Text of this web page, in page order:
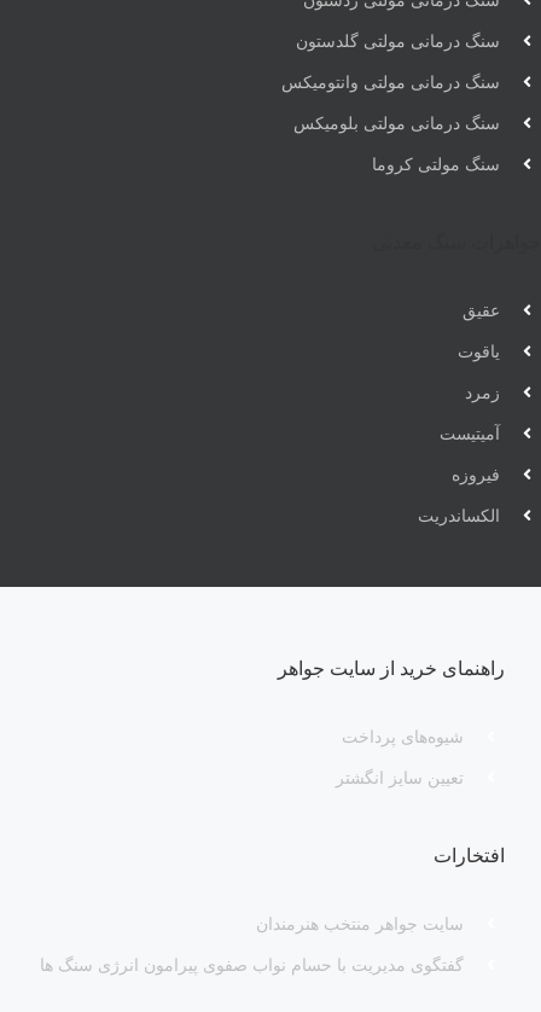
سنگ درمانی مولتی گلدستون
سنگ درمانی مولتی وانتومیکس
سنگ درمانی مولتی بلومیکس
سنگ مولتی کروما
عقیق
یاقوت
زمرد
آمیتیست
فیروزه
الکساندریت
راهنمای خرید از سایت جواهر
شیوه‌های پرداخت
تعیین سایز انگشتر
افتخارات
سایت جواهر منتخب هنرمندان
گفتگوی مدیریت با حسام نواب صفوی پیرامون انرژی سنگ ها